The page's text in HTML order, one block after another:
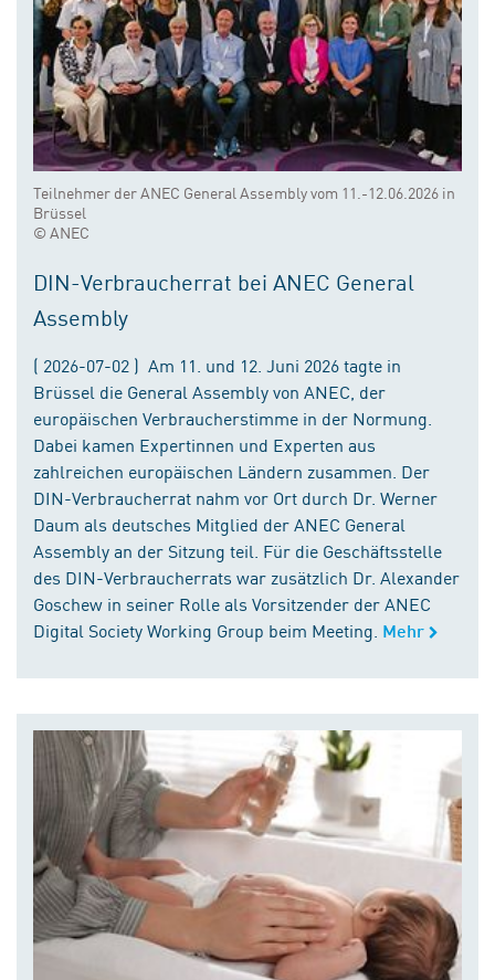
Teilnehmer der ANEC General Assembly vom 11.-12.06.2026 in
Brüssel
© ANEC
DIN-Verbraucherrat bei ANEC General
Assembly
( 2026-07-02 ) Am 11. und 12. Juni 2026 tagte in
Brüssel die General Assembly von ANEC, der
europäischen Verbraucherstimme in der Normung.
Dabei kamen Expertinnen und Experten aus
zahlreichen europäischen Ländern zusammen. Der
DIN-Verbraucherrat nahm vor Ort durch Dr. Werner
Daum als deutsches Mitglied der ANEC General
Assembly an der Sitzung teil. Für die Geschäftsstelle
des DIN-Verbraucherrats war zusätzlich Dr. Alexander
Goschew in seiner Rolle als Vorsitzender der ANEC
Digital Society Working Group beim Meeting. Mehr